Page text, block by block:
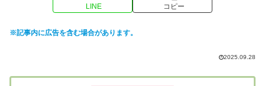
LINE コピー
※記事内に広告を含む場合があります。
2025.09.28